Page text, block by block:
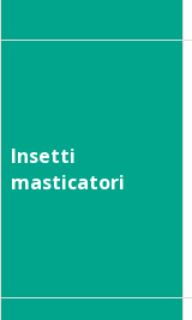
Insetti
masticatori